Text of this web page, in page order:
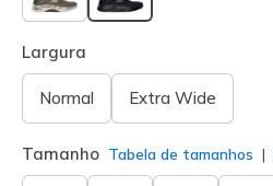
selecionado
Largura
Normal Extra Wide
Tamanho Tabela de tamanhos